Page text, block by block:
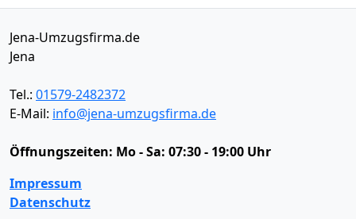
Jena-Umzugsfirma.de
Jena
Tel.: 01579-2482372
E-Mail: info@jena-umzugsfirma.de
Öffnungszeiten: Mo - Sa: 07:30 - 19:00 Uhr
Impressum
Datenschutz